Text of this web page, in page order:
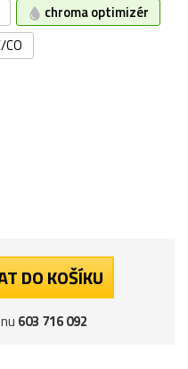
chroma optimizér
CO
DO KOŠÍKU
603 716 092